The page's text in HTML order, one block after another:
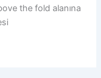
the fold alanına